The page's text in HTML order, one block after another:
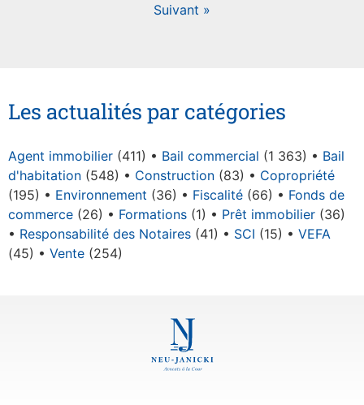
Suivant »
Les actualités par catégories
Agent immobilier (411) Bail commercial (1 363)
Bail
d'habitation (548) Construction (83)
Copropriété
(195)
Environnement (36) Fiscalité (66)
Fonds de
commerce (26) Formations (1) Prêt immobilier (36)
Responsabilité des Notaires (41) SCI (15)
VEFA
(45)
Vente (254)